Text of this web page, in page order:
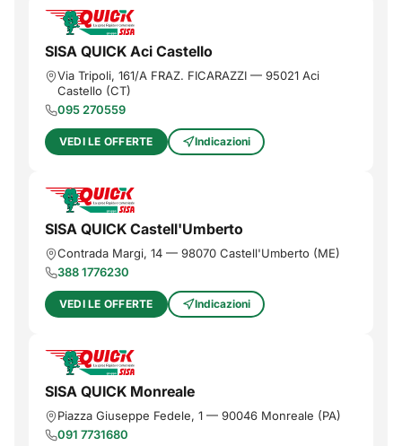
SISA QUICK Aci Castello
Via Tripoli, 161/A FRAZ. FICARAZZI — 95021 Aci
Castello (CT)
095 270559
VEDI LE OFFERTE Indicazioni
SISA QUICK Castell'Umberto
Contrada Margi, 14 — 98070 Castell'Umberto (ME)
388 1776230
VEDI LE OFFERTE Indicazioni
SISA QUICK Monreale
Piazza Giuseppe Fedele, 1 — 90046 Monreale (PA)
091 7731680